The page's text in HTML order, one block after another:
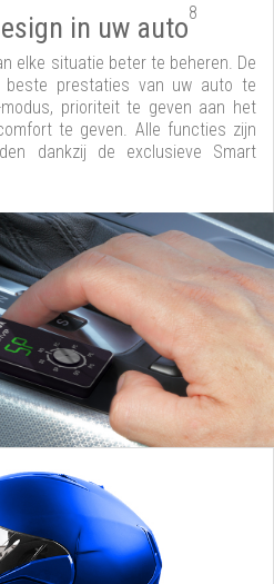
in uw auto8
elke situatie beter te beheren. De
beste prestaties van uw auto te
modus, prioriteit te geven aan het
te geven. Alle functies zijn
dankzij de exclusieve Smart